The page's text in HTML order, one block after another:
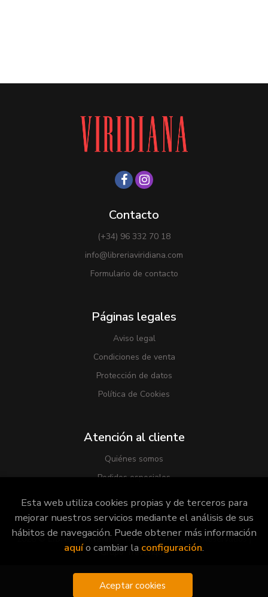
Contacto
(+34) 96 332 70 18
info@libreriaviridiana.com
Formulario de contacto
Páginas legales
Aviso legal
Condiciones de venta
Protección de datos
Política de Cookies
Atención al cliente
Quiénes somos
Pedidos especiales
2026 © Librería Viridiana . Todos los Derechos Reservados |
Grupo Trevenque
Esta web utiliza cookies propias y de terceros para
mejorar nuestros servicios mediante el análisis de sus
hábitos de navegación. Puede obtener más información
aquío cambiar la configuración.
Aceptar cookies